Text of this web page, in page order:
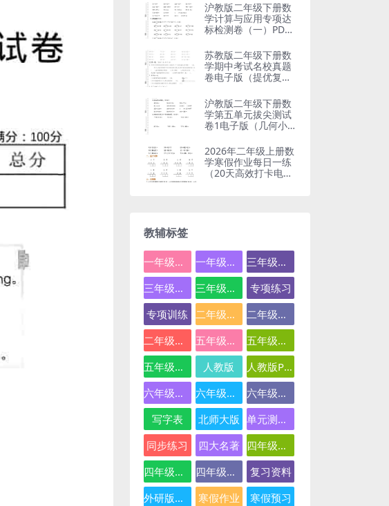
沪教版二年级下册数
学计算与应用专项达
标检测卷（一）PDF
苏教版二年级下册数
学期中考试名校真题
卷电子版（提优复习
沪教版二年级下册数
学第五单元拔尖测试
卷1电子版（几何小
2026年二年级上册数
学寒假作业每日一练
（20天高效打卡电子
教辅标签
一年级数学 一年级语文
三年级数学
三年级英语
三年级语文
专项练习
专项训练
二年级下册数学
二年级数学
二年级语文
五年级数学
五年级英语
五年级语文
人教版
人教版PEP
六年级数学
六年级英语
六年级语文
写字表
北师大版
单元测试卷
同步练习
四大名著
四年级下册语文
四年级数学
四年级语文
复习资料
外研版三起点
寒假作业
寒假预习